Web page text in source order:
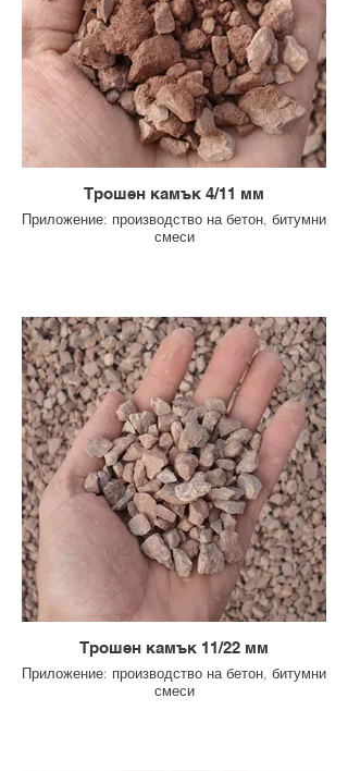
Трошен камък 4/11 мм
Приложение: производство на бетон, битумни
смеси
Трошен камък 11/22 мм
Приложение: производство на бетон, битумни
смеси